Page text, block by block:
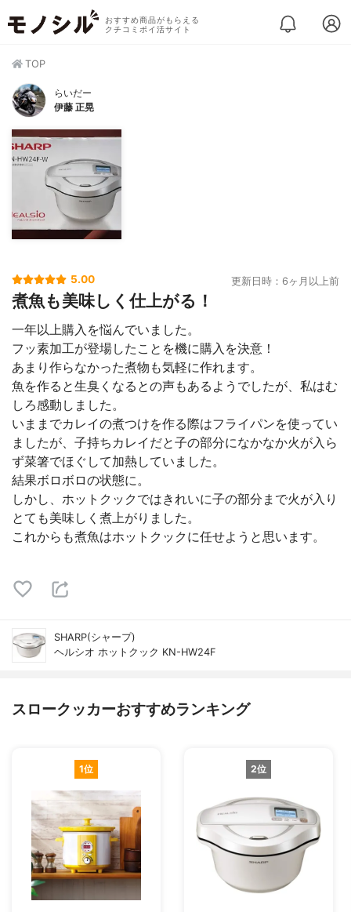
おすすめ商品がもらえる
クチコミポイ活サイト
TOP
らいだー
伊藤 正晃
5.00 更新日時：6ヶ月以上前
煮魚も美味しく仕上がる！
一年以上購入を悩んでいました。
フッ素加工が登場したことを機に購入を決意！
あまり作らなかった煮物も気軽に作れます。
魚を作ると生臭くなるとの声もあるようでしたが、私はむ
しろ感動しました。
いままでカレイの煮つけを作る際はフライパンを使ってい
ましたが、子持ちカレイだと子の部分になかなか火が入ら
ず菜箸でほぐして加熱していました。
結果ボロボロの状態に。
しかし、ホットクックではきれいに子の部分まで火が入り
とても美味しく煮上がりました。
これからも煮魚はホットクックに任せようと思います。
SHARP(シャープ)
ヘルシオ ホットクック KN-HW24F
スロークッカーおすすめランキング
1位 2位